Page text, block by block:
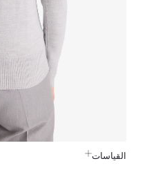
القياسات